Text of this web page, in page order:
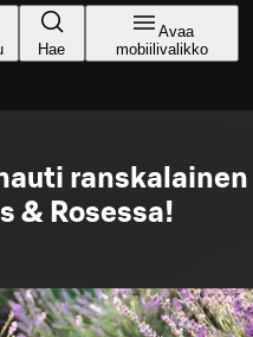
Hae
Avaa
mobiilivalikko
ranskalainen
& Rosessa!